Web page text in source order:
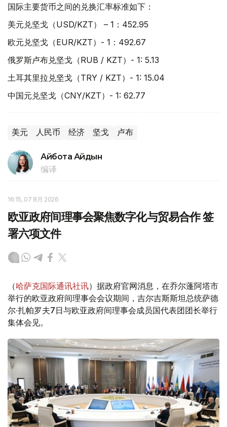
国际主要货币之间的兑换汇率标准如下：
美元兑坚戈（USD/KZT） – 1：452.95
欧元兑坚戈（EUR/KZT）- 1：492.67
俄罗斯卢布兑坚戈（RUB / KZT）- 1: 5.13
土耳其里拉兑坚戈（TRY / KZT）- 1: 15.04
中国元兑坚戈（CNY/KZT）- 1: 62.77
美元 人民币 经济 坚戈 卢布
Айбота Айдын
编译
16:15, 07 8月 2026
欧亚政府间理事会聚焦数字化与贸易合作 签
署六项文件
（哈萨克国际通讯社讯）据政府官网消息，在乔尔蓬阿塔市
举行的欧亚政府间理事会会议期间，吉尔吉斯斯坦总统萨德
尔·扎帕罗夫7日与欧亚政府间理事会成员国代表团团长举行
集体会见。